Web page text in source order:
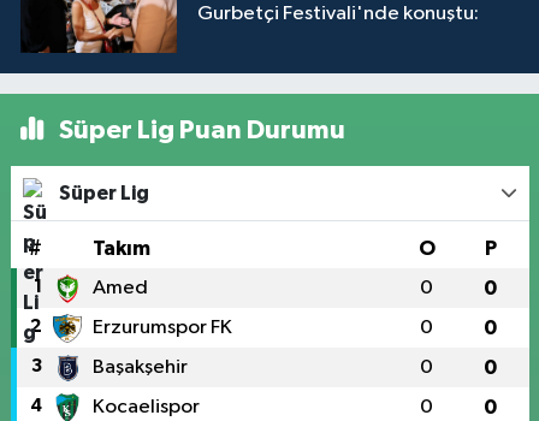
Gurbetçi Festivali'nde konuştu:
Süper Lig Puan Durumu
Süper Lig
# Takım O P
1 Amed 0 0
2 Erzurumspor FK 0 0
3 Başakşehir 0 0
4 Kocaelispor 0 0